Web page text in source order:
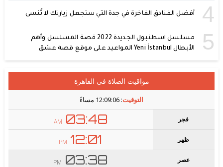
4 أفضل الفنادق الفاخرة في جدة التي ستجعل زيارتك لا تُنسى
5
مسلسل اسطنبول الجديدة 2022 قصة المسلسل وأهم
الأبطال Yeni İstanbul المواعيد على موقع قصة عشق